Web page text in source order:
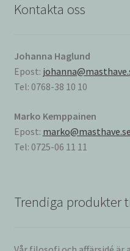
Kontakta oss
Johanna Haglund
Epost:
Tel: 0768-38 10 10
Marko Kemppainen
Epost: marko@masthave.se
Tel: 0725-06 11 11
Trendiga produkter